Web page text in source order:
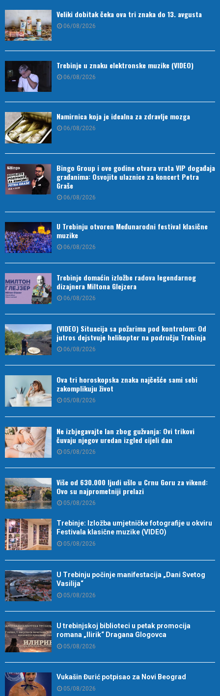
Veliki dobitak čeka ova tri znaka do 13. avgusta
06/08/2026
Trebinje u znaku elektronske muzike (VIDEO)
06/08/2026
Namirnica koja je idealna za zdravlje mozga
06/08/2026
Bingo Group i ove godine otvara vrata VIP događaja
građanima: Osvojite ulaznice za koncert Petra
Graše
06/08/2026
U Trebinju otvoren Međunarodni festival klasične
muzike
06/08/2026
Trebinje domaćin izložbe radova legendarnog
dizajnera Miltona Glejzera
06/08/2026
(VIDEO) Situacija sa požarima pod kontrolom: Od
jutros dejstvuje helikopter na području Trebinja
06/08/2026
Ova tri horoskopska znaka najčešće sami sebi
zakomplikuju život
05/08/2026
Ne izbjegavajte lan zbog gužvanja: Ovi trikovi
čuvaju njegov uredan izgled cijeli dan
05/08/2026
Više od 630.000 ljudi ušlo u Crnu Goru za vikend:
Ovo su najprometniji prelazi
05/08/2026
Trebinje: Izložba umjetničke fotografije u okviru
Festivala klasične muzike (VIDEO)
05/08/2026
U Trebinju počinje manifestacija „Dani Svetog
Vasilija“
05/08/2026
U trebinjskoj biblioteci u petak promocija
romana „Ilirik“ Dragana Glogovca
05/08/2026
Vukašin Đurić potpisao za Novi Beograd
05/08/2026